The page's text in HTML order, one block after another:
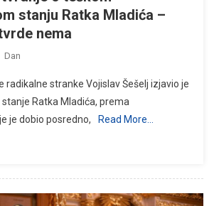
stanju Ratka Mladića –
nema
Dan
radikalne stranke Vojislav Šešelj izjavio je
Ratka Mladića, prema
je dobio posredno,
Read More…